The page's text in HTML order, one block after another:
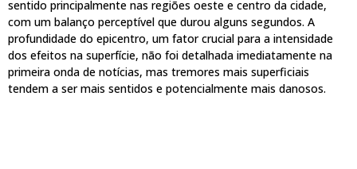
sentido principalmente nas regiões oeste e centro da cidade,
com um balanço perceptível que durou alguns segundos. A
profundidade do epicentro, um fator crucial para a intensidade
dos efeitos na superfície, não foi detalhada imediatamente na
primeira onda de notícias, mas tremores mais superficiais
tendem a ser mais sentidos e potencialmente mais danosos.